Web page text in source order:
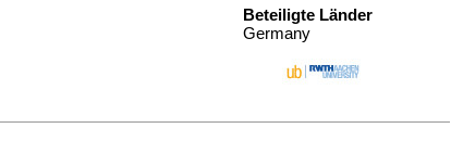
Beteiligte Länder
Germany